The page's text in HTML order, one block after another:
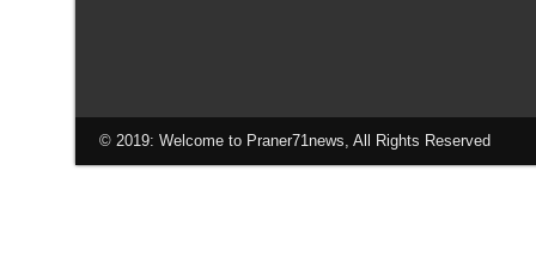
© 2019: Welcome to Praner71news, All Rights Reserved